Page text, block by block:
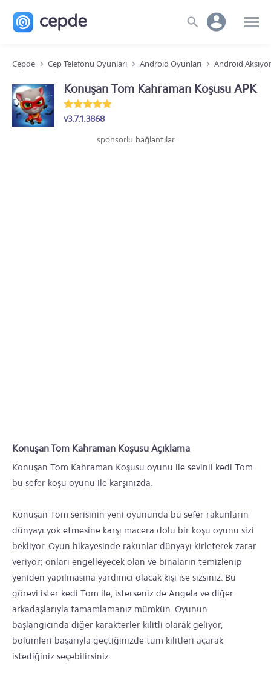
Cepde Cep Telefonu Oyunları Android Oyunları Android
Konuşan Tom Kahraman Koşusu APK
v3.7.1.3868
sponsorlu bağlantılar
Konuşan Tom Kahraman Koşusu Açıklama
Konuşan Tom Kahraman Koşusu oyunu ile sevinli kedi Tom
bu sefer koşu oyunu ile karşınızda.
Konuşan Tom serisinin yeni oyununda bu sefer rakunların
dünyayı yok etmesine karşı macera dolu bir koşu oyunu sizi
bekliyor. Oyun hikayesinde rakunlar dünyayı kirleterek zarar
veriyor; onları engelleyecek olan ve binaların temizlenip
yeniden yapılmasına yardımcı olacak kişi ise sizsiniz. Bu
görevi ister kedi Tom ile, isterseniz de Angela ve diğer
arkadaşlarıyla tamamlamanız mümkün. Oyunun
başlangıcında diğer karakterler kilitli olarak geliyor,
bölümleri başarıyla geçtiğinizde tüm kilitleri açarak
istediğiniz seçebilirsiniz.